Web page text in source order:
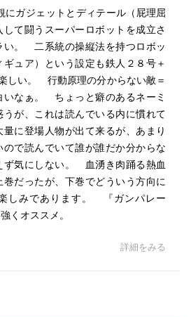
にガジェットとディテール（屁理屈
て闘うスーパーロボットを成立さ
い。 二系統の操縦法を持つロボッ
ギュア）という設定も鉄人２８号＋
しい。 行動原理の分からない敵＝
いなぁ。 ちょっと癖のあるネーミ
うが、これは読んでいる内に慣れて
に登場人物が出て来るが、あまり
ので読んでいて誰が誰だか分からな
ず気にしない。 血湧き肉踊る熱血
だったが、下巻でどういう方向に
しみであります。 『ガンパレー
くオススメ。
詳細をみる